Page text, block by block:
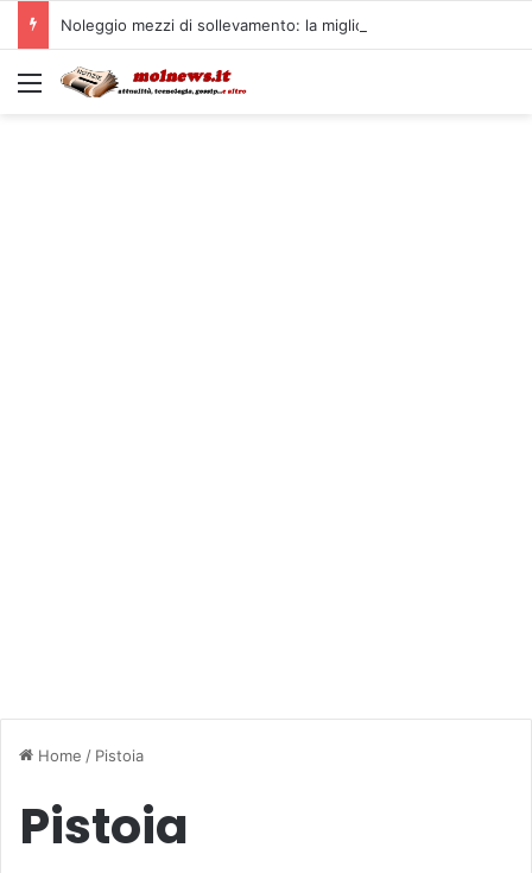
Noleggio mezzi di sollevamento: la migliore soluzione
Menu
Home / Pistoia
Pistoia